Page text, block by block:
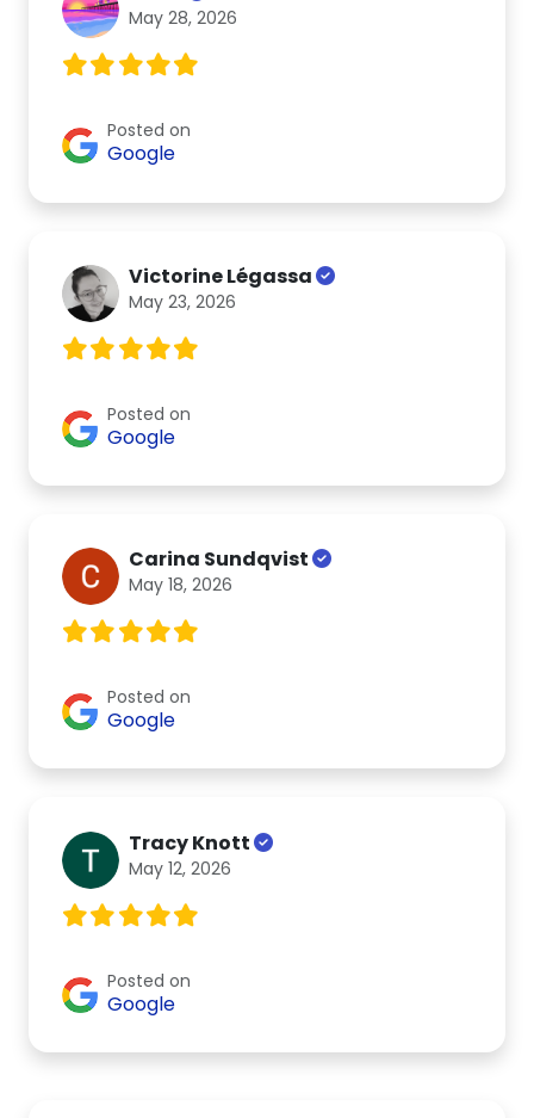
May 28, 2026
Posted on
Google
Victorine Légassa
May 23, 2026
Posted on
Google
Carina Sundqvist
May 18, 2026
Posted on
Google
Tracy Knott
May 12, 2026
Posted on
Google